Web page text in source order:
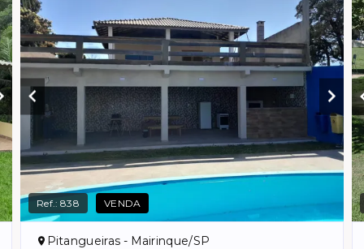
Ref.:838 VENDA
Pitangueiras - Mairinque/SP